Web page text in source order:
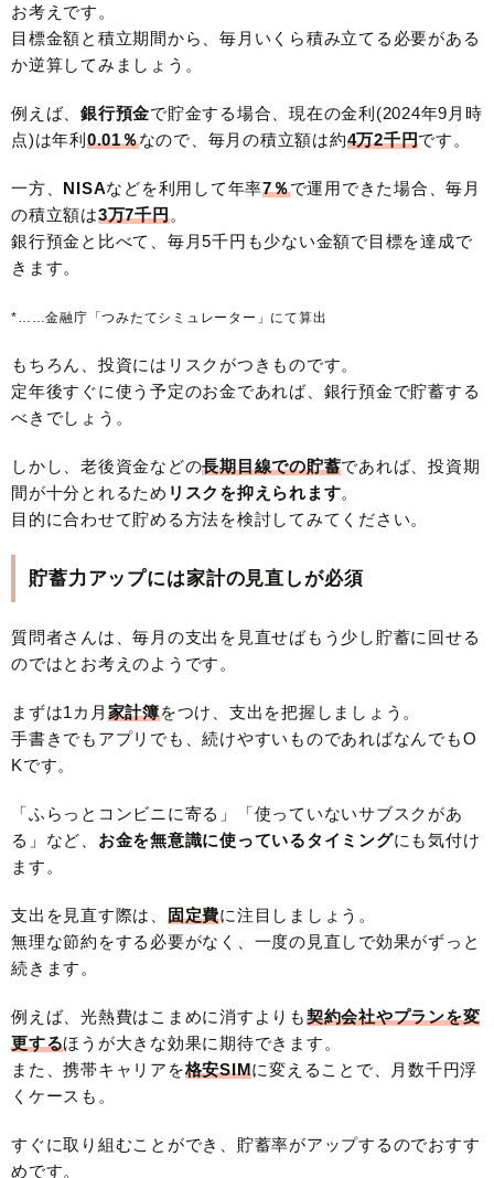
お考えです。
目標金額と積立期間から、毎月いくら積み立てる必要がある
か逆算してみましょう。
例えば、 銀行預金で貯金する場合、現在の金利(2024年9月時
点)は年利 0.01％なので、毎月の積立額は約4万2千円です。
一方、 NISAなどを利用して年率7％で運用できた場合、毎月
の積立額は3万7千円。
銀行預金と比べて、毎月5千円も少ない金額で目標を達成で
きます。
*……金融庁「つみたてシミュレーター」にて算出
もちろん、投資にはリスクがつきものです。
定年後すぐに使う予定のお金であれば、銀行預金で貯蓄する
べきでしょう。
しかし、老後資金などの長期目線での貯蓄であれば、投資期
間が十分とれるため リスクを抑えられます。
目的に合わせて貯める方法を検討してみてください。
貯蓄力アップには家計の見直しが必須
質問者さんは、毎月の支出を見直せばもう少し貯蓄に回せる
のではとお考えのようです。
まずは1カ月 家計簿をつけ、支出を把握しましょう。
手書きでもアプリでも、続けやすいものであればなんでもO
Kです。
「ふらっとコンビニに寄る」「使っていないサブスクがあ
る」など、 お金を無意識に使っているタイミングにも気付け
ます。
支出を見直す際は、 固定費に注目しましょう。
無理な節約をする必要がなく、一度の見直しで効果がずっと
続きます。
例えば、光熱費はこまめに消すよりも契約会社やプランを変
更するほうが大きな効果に期待できます。
また、携帯キャリアを格安SIMに変えることで、月数千円浮
くケースも。
すぐに取り組むことができ、貯蓄率がアップするのでおすす
めです。